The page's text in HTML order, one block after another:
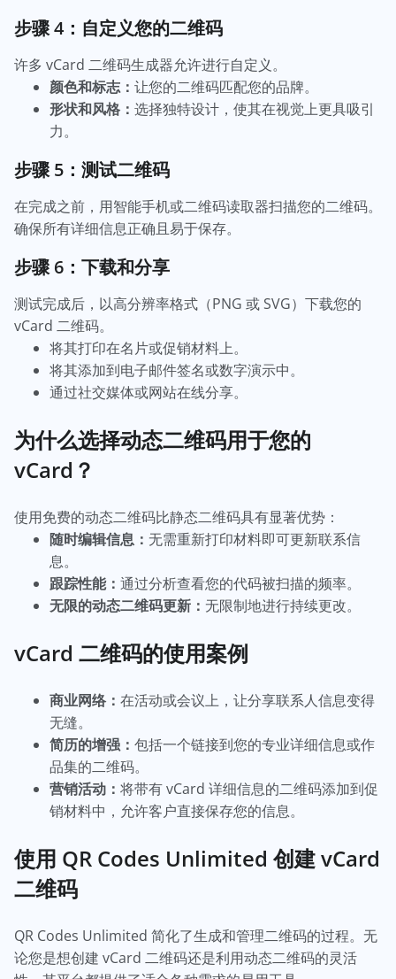
步骤 4：自定义您的二维码
许多 vCard 二维码生成器允许进行自定义。
颜色和标志： 让您的二维码匹配您的品牌。
形状和风格： 选择独特设计，使其在视觉上更具吸引
力。
步骤 5：测试二维码
在完成之前，用智能手机或二维码读取器扫描您的二维码。
确保所有详细信息正确且易于保存。
步骤 6：下载和分享
测试完成后，以高分辨率格式（PNG 或 SVG）下载您的
vCard 二维码。
将其打印在名片或促销材料上。
将其添加到电子邮件签名或数字演示中。
通过社交媒体或网站在线分享。
为什么选择动态二维码用于您的
vCard？
使用免费的动态二维码比静态二维码具有显著优势：
随时编辑信息： 无需重新打印材料即可更新联系信
息。
跟踪性能： 通过分析查看您的代码被扫描的频率。
无限的动态二维码更新： 无限制地进行持续更改。
vCard 二维码的使用案例
商业网络： 在活动或会议上，让分享联系人信息变得
无缝。
简历的增强： 包括一个链接到您的专业详细信息或作
品集的二维码。
营销活动： 将带有 vCard 详细信息的二维码添加到促
销材料中，允许客户直接保存您的信息。
使用 QR Codes Unlimited 创建 vCard
二维码
QR Codes Unlimited 简化了生成和管理二维码的过程。无
论您是想创建 vCard 二维码还是利用动态二维码的灵活